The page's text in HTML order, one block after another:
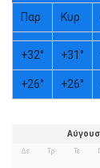
Παρ
Κυρ
+32° +31°
+26° +26°